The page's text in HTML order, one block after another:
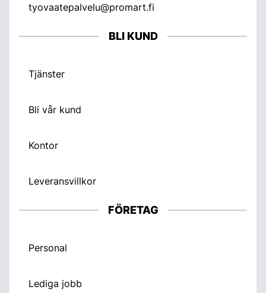
tyovaatepalvelu@promart.fi
BLI KUND
Tjänster
Bli vår kund
Kontor
Leveransvillkor
FÖRETAG
Personal
Lediga jobb